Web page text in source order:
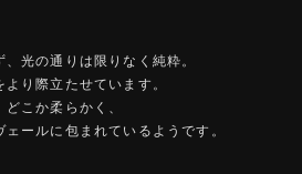
光の通りは限りなく純粋。
り際立たせています。
こか柔らかく、
ールに包まれているようです。